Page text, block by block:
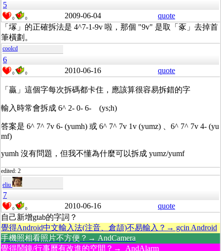
5
0 0 2009-06-04
quote
「塜」的正確拆法是 4^7-1-9v 啦，那個 "9v" 是取「豖」去掉首
筆橫劃。
coolcd
6
0 0 2010-06-16 quote
「贏」這個字每次拆碼都卡住，應該算很容易拆錯的字
輸入時常會拆成 6^ 2- 0- 6- (ys;h)
答案是 6^ 7^ 7v 6- (yumh) 或 6^ 7^ 7v 1v (yumz) 、6^ 7^ 7v 4- (yu
mf)
yumh 沒有問題，但我不懂為什麼可以拆成 yumz/yumf
edited: 2
eliu
7
0 0 2010-06-16
quote
自己新增gtab的字詞？
覺得Android中文輸入法(注音、倉頡)不易輸入？→ gcin Android
手機照相看照片不方便？→ AndCamera
覺得鬧鐘/行事曆有改進的空間？→ AndAlarm